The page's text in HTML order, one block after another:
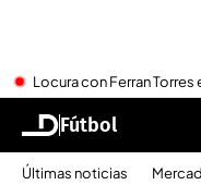
Locura con Ferran Torres
Fútbol
Últimas noticias